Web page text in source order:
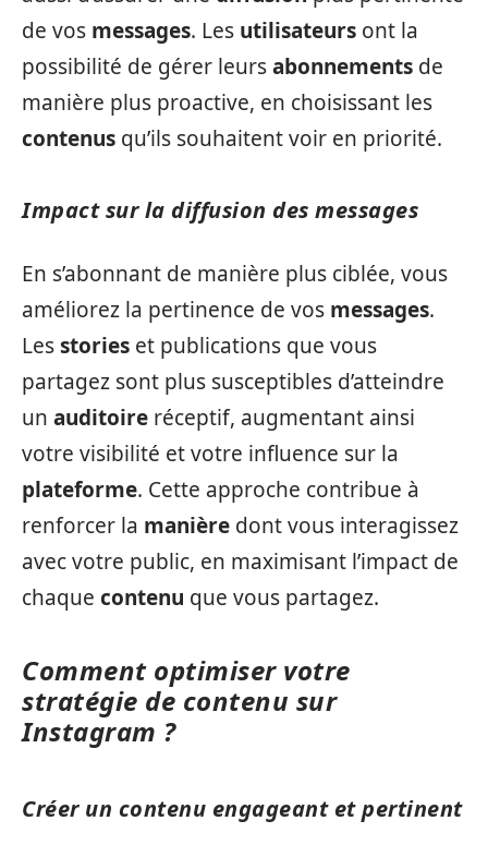
de vos messages. Les utilisateurs ont la
possibilité de gérer leursabonnements de
manière plus proactive, en choisissant les
contenus qu’ils souhaitent voir en priorité.
Impact sur la diffusion des messages
En s’abonnant de manière plus ciblée, vous
améliorez la pertinence de vos messages.
Lesstories et publications que vous
partagez sont plus susceptibles d’atteindre
un auditoire réceptif, augmentant ainsi
votre visibilité et votre influence sur la
plateforme. Cette approche contribue à
renforcer la manière dont vous interagissez
avec votre public, en maximisant l’impact de
chaque contenu que vous partagez.
Comment optimiser votre
stratégie de contenu sur
Instagram ?
Créer un contenu engageant et pertinent